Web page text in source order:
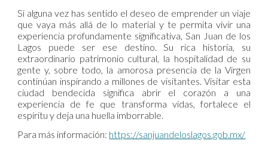
Si alguna vez has sentido el deseo de emprender un viaje
que vaya más allá de lo material y te permita vivir una
experiencia profundamente significativa, San Juan de los
Lagos puede ser ese destino. Su rica historia, su
extraordinario patrimonio cultural, la hospitalidad de su
gente y, sobre todo, la amorosa presencia de la Virgen
continúan inspirando a millones de visitantes. Visitar esta
ciudad bendecida significa abrir el corazón a una
experiencia de fe que transforma vidas, fortalece el
espíritu y deja una huella imborrable.
Para más información: https://sanjuandeloslagos.gob.mx/